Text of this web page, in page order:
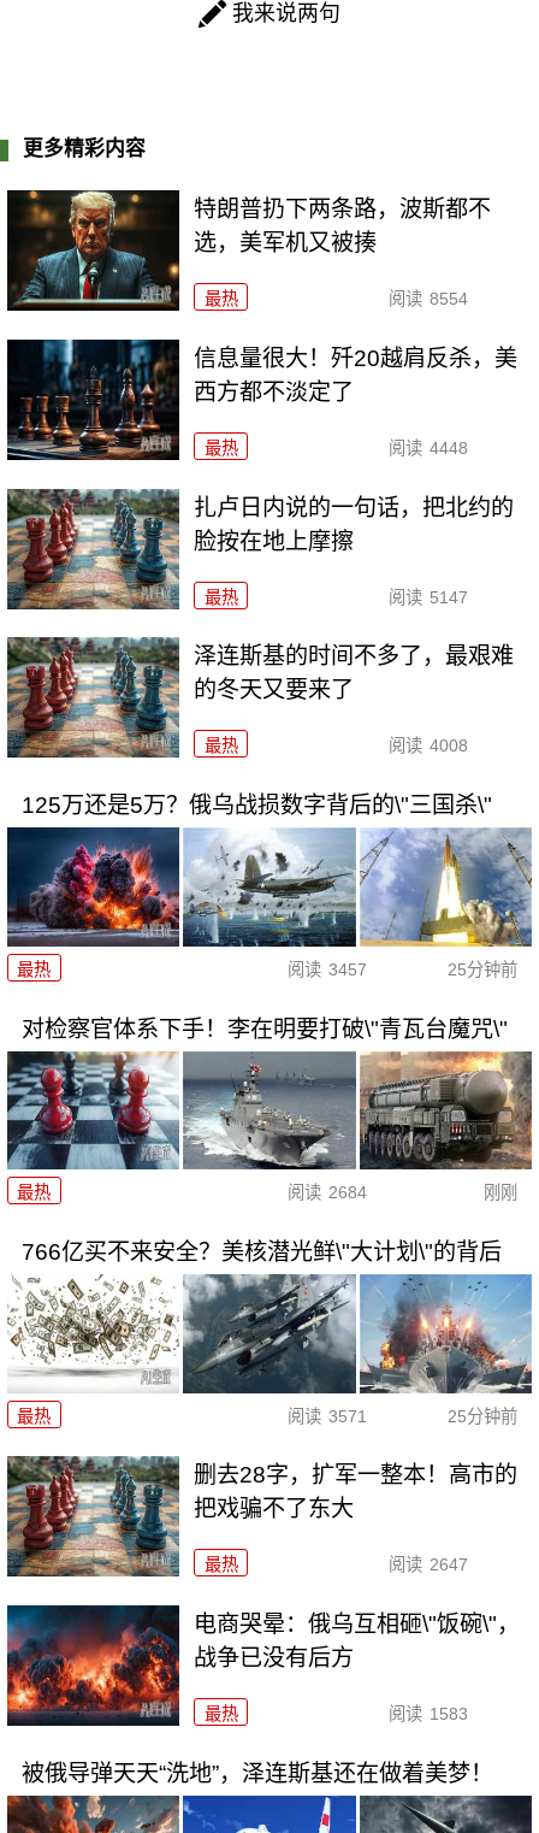
我来说两句
更多精彩内容
特朗普扔下两条路，波斯都不
选，美军机又被揍
最热 阅读 8554
信息量很大！歼20越肩反杀，美
西方都不淡定了
最热 阅读 4448
扎卢日内说的一句话，把北约的
脸按在地上摩擦
最热 阅读 5147
泽连斯基的时间不多了，最艰难
的冬天又要来了
最热 阅读 4008
125万还是5万？俄乌战损数字背后的\"三国杀\"
最热 阅读 3457 25分钟前
对检察官体系下手！李在明要打破\"青瓦台魔咒\"
最热 阅读 2684 刚刚
766亿买不来安全？美核潜光鲜\"大计划\"的背后
最热 阅读 3571 25分钟前
删去28字，扩军一整本！高市的
把戏骗不了东大
最热 阅读 2647
电商哭晕：俄乌互相砸\"饭碗\"，
战争已没有后方
最热 阅读 1583
被俄导弹天天“洗地”，泽连斯基还在做着美梦！